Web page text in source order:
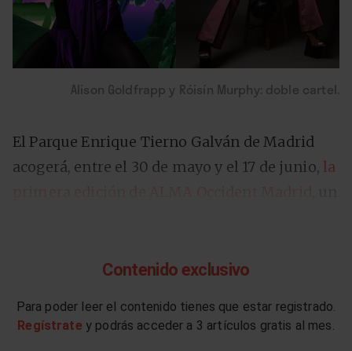
Alison Goldfrapp y Róisín Murphy: doble cartel.
El Parque Enrique Tierno Galván de Madrid
acogerá, entre el 30 de mayo y el 17 de junio, la
protagonistas de la jornada del 4 de junio. Un
cualquier amante de los sonidos electropop
Contenido exclusivo
Para poder leer el contenido tienes que estar registrado.
Regístrate y podrás acceder a 3 artículos gratis al mes.